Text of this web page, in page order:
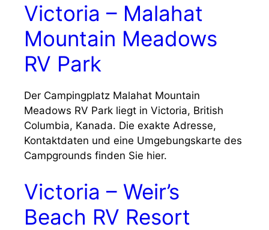
Victoria – Malahat
Mountain Meadows
RV Park
Der Campingplatz Malahat Mountain
Meadows RV Park liegt in Victoria, British
Columbia, Kanada. Die exakte Adresse,
Kontaktdaten und eine Umgebungskarte des
Campgrounds finden Sie hier.
Victoria – Weir’s
Beach RV Resort